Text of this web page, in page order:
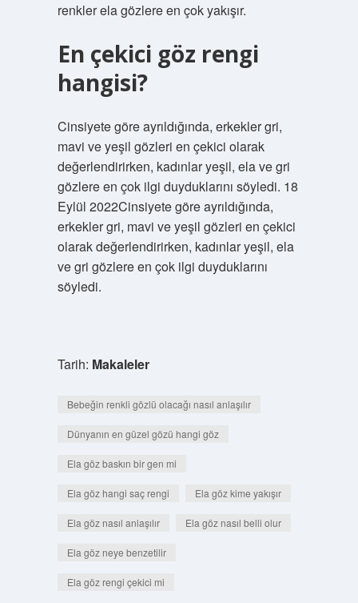
renkler ela gözlere en çok yakışır.
En çekici göz rengi
hangisi?
Cinsiyete göre ayrıldığında, erkekler gri,
mavi ve yeşil gözleri en çekici olarak
değerlendirirken, kadınlar yeşil, ela ve gri
gözlere en çok ilgi duyduklarını söyledi. 18
Eylül 2022Cinsiyete göre ayrıldığında,
erkekler gri, mavi ve yeşil gözleri en çekici
olarak değerlendirirken, kadınlar yeşil, ela
ve gri gözlere en çok ilgi duyduklarını
söyledi.
Tarih: Makaleler
Bebeğin renkli gözlü olacağı nasıl anlaşılır
Dünyanın en güzel gözü hangi göz
Ela göz baskın bir gen mi
Ela göz hangi saç rengi Ela göz kime yakışır
Ela göz nasıl anlaşılır Ela göz nasıl belli olur
Ela göz neye benzetilir
Ela göz rengi çekici mi